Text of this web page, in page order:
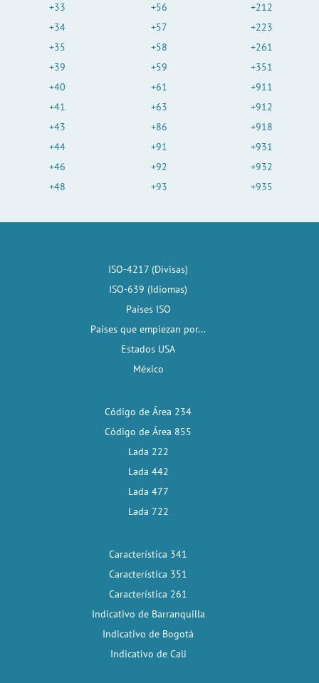
+33
+34
+35
+39
+40
+41
+43
+44
+46
+48
+56
+57
+58
+59
+61
+63
+86
+91
+92
+93
+212
+223
+261
+351
+911
+912
+918
+931
+932
+935
ISO-4217 (Divisas)
ISO-639 (Idiomas)
Países ISO
Países que empiezan por...
Estados USA
México
Código de Área 234
Código de Área 855
Lada 222
Lada 442
Lada 477
Lada 722
Característica 341
Característica 351
Característica 261
Indicativo de Barranquilla
Indicativo de Bogotá
Indicativo de Cali